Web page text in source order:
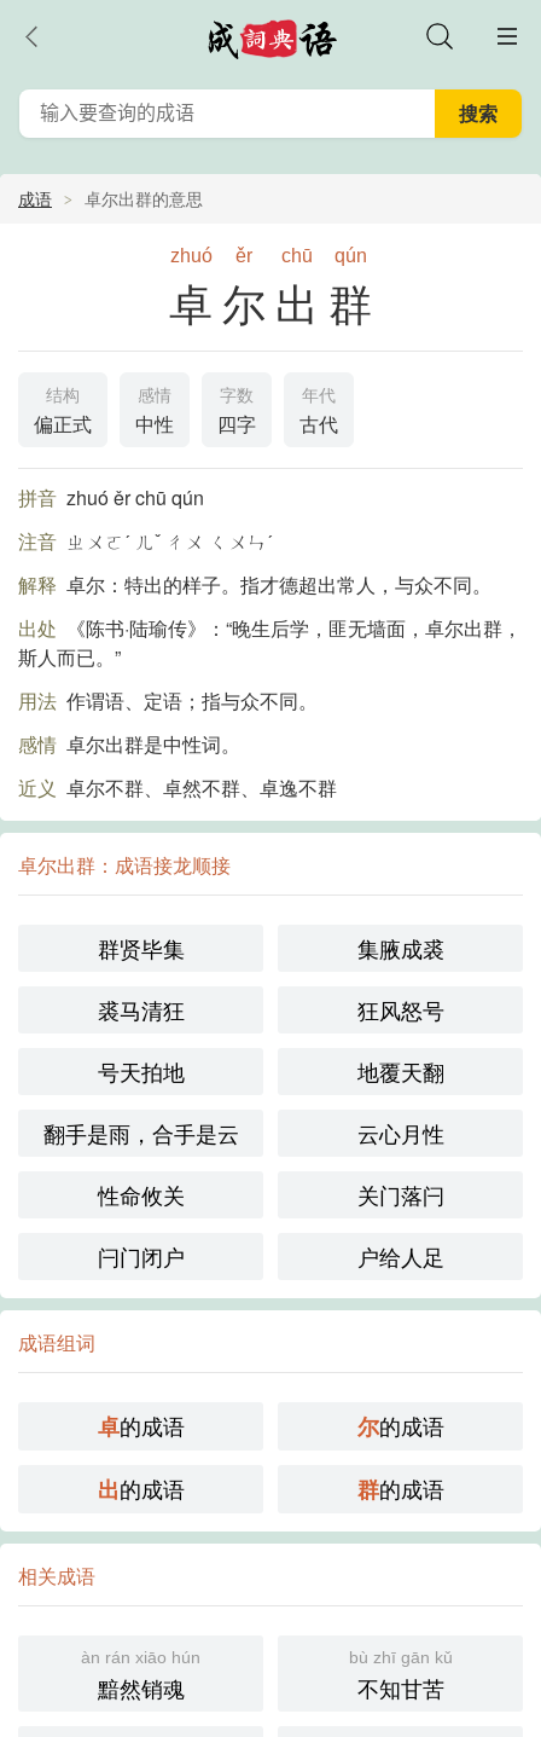
成语 卓尔出群的意思
zhuó ěr chū qún
卓尔出群
结构
偏正式
感情
中性
字数
四字
年代
古代
拼音 zhuó ěr chū qún
注音 ㄓㄨㄛˊ ㄦˇ ㄔㄨ ㄑㄨㄣˊ
解释 卓尔：特出的样子。指才德超出常人，与众不同。
出处
《陈书·陆瑜传》：“晚生后学，匪无墙面，卓尔出群，
斯人而已。”
用法 作谓语、定语；指与众不同。
感情 卓尔出群是中性词。
近义 卓尔不群、卓然不群、卓逸不群
卓尔出群：成语接龙顺接
群贤毕集
集腋成裘
裘马清狂
狂风怒号
号天拍地
地覆天翻
翻手是雨，合手是云
云心月性
性命攸关
关门落闩
闩门闭户
户给人足
成语组词
卓的成语 尔的成语
出的成语 群的成语
相关成语
àn rán xiāo hún
黯然销魂
bù zhī gān kǔ
不知甘苦